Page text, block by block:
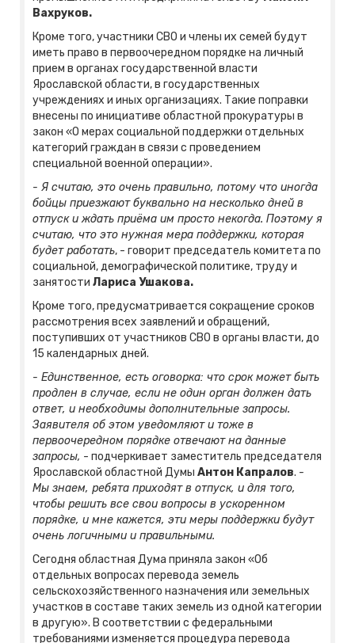
Вахруков.
Кроме того, участники СВО и члены их семей будут
иметь право в первоочередном порядке на личный
прием в органах государственной власти
Ярославской области, в государственных
учреждениях и иных организациях. Такие поправки
внесены по инициативе областной прокуратуры в
закон «О мерах социальной поддержки отдельных
категорий граждан в связи с проведением
специальной военной операции».
- Я считаю, это очень правильно, потому что иногда
бойцы приезжают буквально на несколько дней в
отпуск и ждать приёма им просто некогда. Поэтому я
считаю, что это нужная мера поддержки, которая
будет работать, - говорит председатель комитета по
социальной, демографической политике, труду и
занятости Лариса Ушакова.
Кроме того, предусматривается сокращение сроков
рассмотрения всех заявлений и обращений,
поступивших от участников СВО в органы власти, до
15 календарных дней.
- Единственное, есть оговорка: что срок может быть
продлен в случае, если не один орган должен дать
ответ, и необходимы дополнительные запросы.
Заявителя об этом уведомляют и тоже в
первоочередном порядке отвечают на данные
запросы, - подчеркивает заместитель председателя
Ярославской областной Думы Антон Капралов. -
Мы знаем, ребята приходят в отпуск, и для того,
чтобы решить все свои вопросы в ускоренном
порядке, и мне кажется, эти меры поддержки будут
очень логичными и правильными.
Сегодня областная Дума приняла закон «Об
отдельных вопросах перевода земель
сельскохозяйственного назначения или земельных
участков в составе таких земель из одной категории
в другую». В соответствии с федеральными
требованиями изменяется процедура перевода